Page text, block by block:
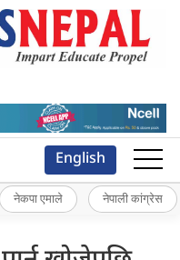
English
नेकपा एमाले नेपाली कांग्रेस